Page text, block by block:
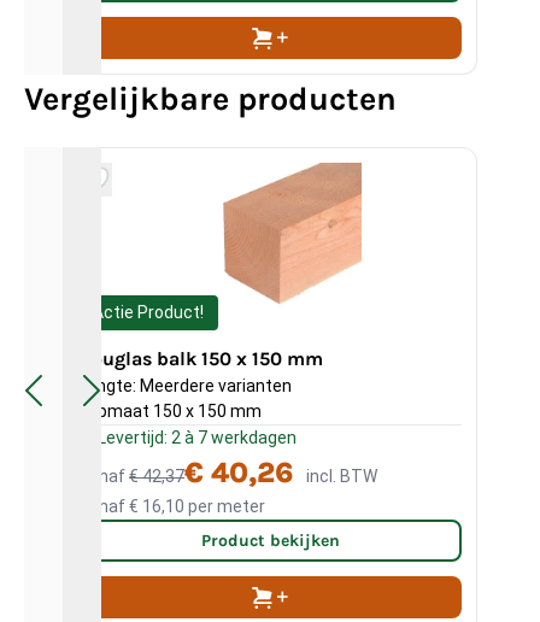
Vergelijkbare producten
Actie Product!
Douglas balk 150 x 150 mm
Lengte: Meerdere varianten
Kopmaat 150 x 150 mm
Levertijd: 2 à 7 werkdagen
Vanaf€ 42,37€ 40,26
incl. BTW
Vanaf€ 16,10 per meter
Product bekijken